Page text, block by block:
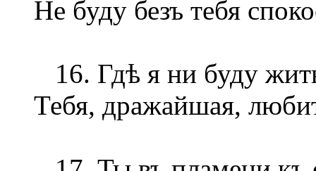
Не буду безъ тебя
16. Гдѣ я ни буду
Тебя, дражайшая,